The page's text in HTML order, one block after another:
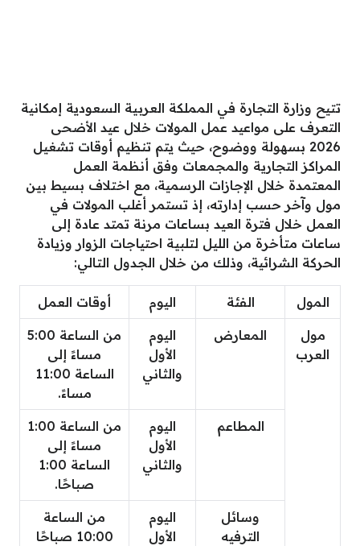
تتيح وزارة التجارة في المملكة العربية السعودية إمكانية
التعرف على مواعيد عمل المولات خلال عيد الأضحى
2026 بسهولة ووضوح، حيث يتم تنظيم أوقات تشغيل
المراكز التجارية والمجمعات وفق أنظمة العمل
المعتمدة خلال الإجازات الرسمية، مع اختلاف بسيط بين
مول وآخر حسب إدارته، إذ تستمر أغلب المولات في
العمل خلال فترة العيد بساعات مرنة تمتد عادة إلى
ساعات متأخرة من الليل لتلبية احتياجات الزوار وزيادة
الحركة الشرائية، وذلك من خلال الجدول التالي:
المول الفئة اليوم أوقات العمل
مول
العرب
المعارض
اليوم
الأول
والثاني
من الساعة 5:00
مساءً إلى
الساعة 11:00
مساءً.
المطاعم
اليوم
الأول
والثاني
من الساعة 1:00
مساءً إلى
الساعة 1:00
صباحًا.
وسائل
الترفيه
اليوم
الأول
من الساعة
10:00 صباحًا